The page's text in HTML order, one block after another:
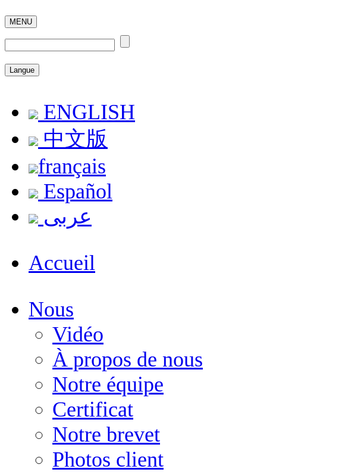
MENU
Langue
ENGLISH
中文版
français
Español
عربى
Accueil
Nous
Vidéo
À propos de nous
Notre équipe
Certificat
Notre brevet
Photos client